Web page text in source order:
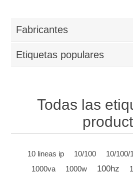
Fabricantes
Etiquetas populares
Todas las
10 lineas ip 10/100 10/100/
1000va
1000w 100hz